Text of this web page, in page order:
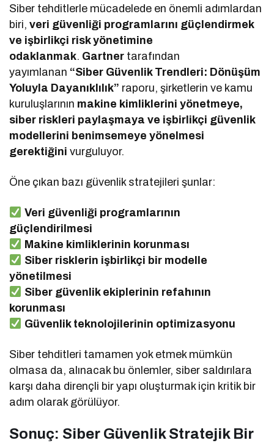
Siber tehditlerle mücadelede en önemli adımlardan
biri,veri güvenliği programlarını güçlendirmek
ve işbirlikçi risk yönetimine
odaklanmak. Gartner tarafından
yayımlanan “Siber Güvenlik Trendleri: Dönüşüm
Yoluyla Dayanıklılık” raporu, şirketlerin ve kamu
kuruluşlarının makine kimliklerini yönetmeye,
siber riskleri paylaşmaya ve işbirlikçi güvenlik
modellerini benimsemeye yönelmesi
gerektiğini vurguluyor.
Öne çıkan bazı güvenlik stratejileri şunlar:
Veri güvenliği programlarının
güçlendirilmesi
Makine kimliklerinin korunması
Siber risklerin işbirlikçi bir modelle
yönetilmesi
Siber güvenlik ekiplerinin refahının
korunması
Güvenlik teknolojilerinin optimizasyonu
Siber tehditleri tamamen yok etmek mümkün
olmasa da, alınacak bu önlemler, siber saldırılara
karşı daha dirençli bir yapı oluşturmak için kritik bir
adım olarak görülüyor.
Sonuç: Siber Güvenlik Stratejik Bir